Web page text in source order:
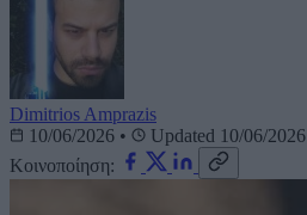
Dimitrios Amprazis
10/06/2026 •
Updated 10/06/2026
Κοινοποίηση: